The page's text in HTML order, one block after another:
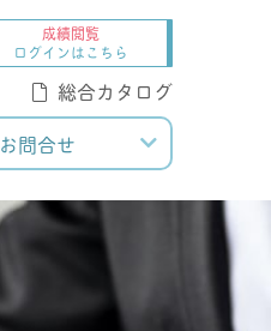
成績閲覧
ログインはこちら
総合カタログ
お問合せ